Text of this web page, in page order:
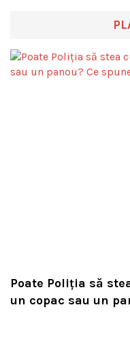
Poate Poliția să
un copac sau un